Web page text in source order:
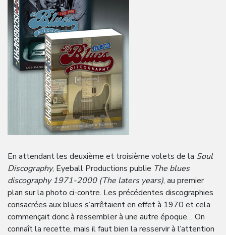
En attendant les deuxième et troisième volets de la Soul
Discography, Eyeball Productions publie The blues
discography 1971-2000 (The laters years), au premier
plan sur la photo ci-contre. Les précédentes discographies
consacrées aux blues s’arrêtaient en effet à 1970 et cela
commençait donc à ressembler à une autre époque… On
connaît la recette, mais il faut bien la resservir à l’attention